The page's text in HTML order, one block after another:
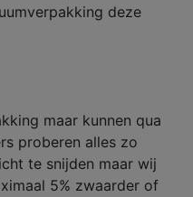
deze
maar kunnen qua
proberen alles zo
te snijden maar wij
5% zwaarder of